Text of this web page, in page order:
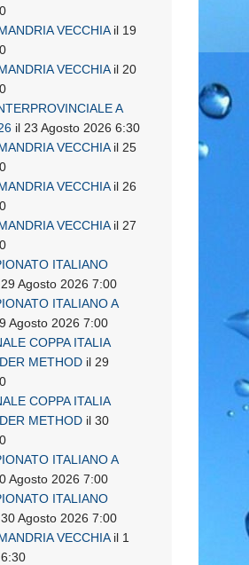
MANDRIA VECCHIAil 19
MANDRIA VECCHIAil 20
A
il 23 Agosto 2026 6:30
MANDRIA VECCHIAil 25
MANDRIA VECCHIAil 26
MANDRIA VECCHIAil 27
ITALIANO
Agosto 2026 7:00
ITALIANO A
Agosto 2026 7:00
COPPA ITALIA
METHOD il 29
COPPA ITALIA
METHOD il 30
ITALIANO A
Agosto 2026 7:00
ITALIANO
Agosto 2026 7:00
MANDRIA VECCHIAil 1